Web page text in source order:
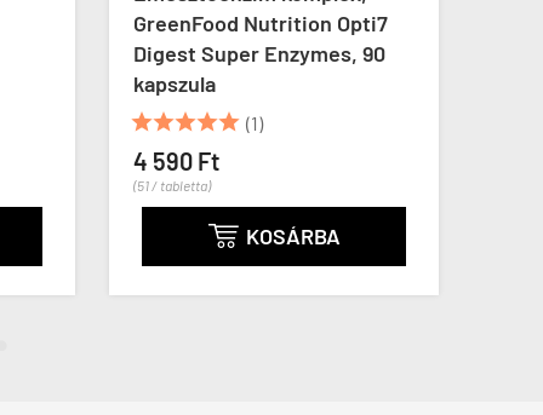
Nutrition Opti7
Super Enzymes, 90
Cat's Claw 500 mg,
kapszula